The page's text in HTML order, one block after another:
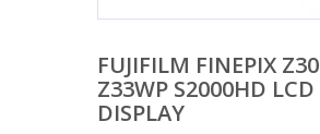
FUJIFILM FINEPIX Z30
Z33WP S2000HD LCD
DISPLAY